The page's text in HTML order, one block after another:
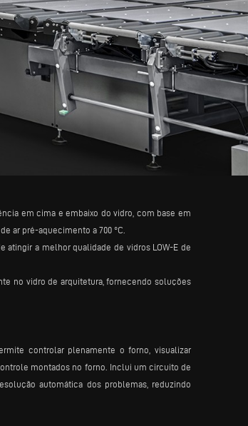
em cima e embaixo do vidro, com base em
ar pré-aquecimento a 700 °C.
atingir a melhor qualidade de vidros LOW-E de
no vidro de arquitetura, fornecendo soluções
controlar plenamente o forno, visualizar
montados no forno. Inclui um circuito de
automática dos problemas, reduzindo